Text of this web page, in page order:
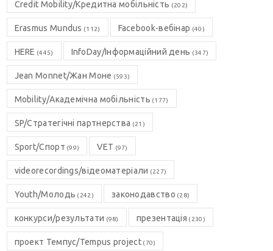
Credit Mobility/Кредитна мобільність (202)
Erasmus Mundus (112) Facebook-вебінар (40)
HERE (445) InfoDay/Інформаційний день (347)
Jean Monnet/Жан Моне (593)
Mobility/Академічна мобільність (177)
SP/Стратегічні партнерства (21)
Sport/Спорт (99) VET (97)
videorecordings/відеоматеріали (227)
Youth/Молодь (242) законодавство (28)
конкурси/результати (98) презентація (230)
проект Темпус/Tempus project(70)